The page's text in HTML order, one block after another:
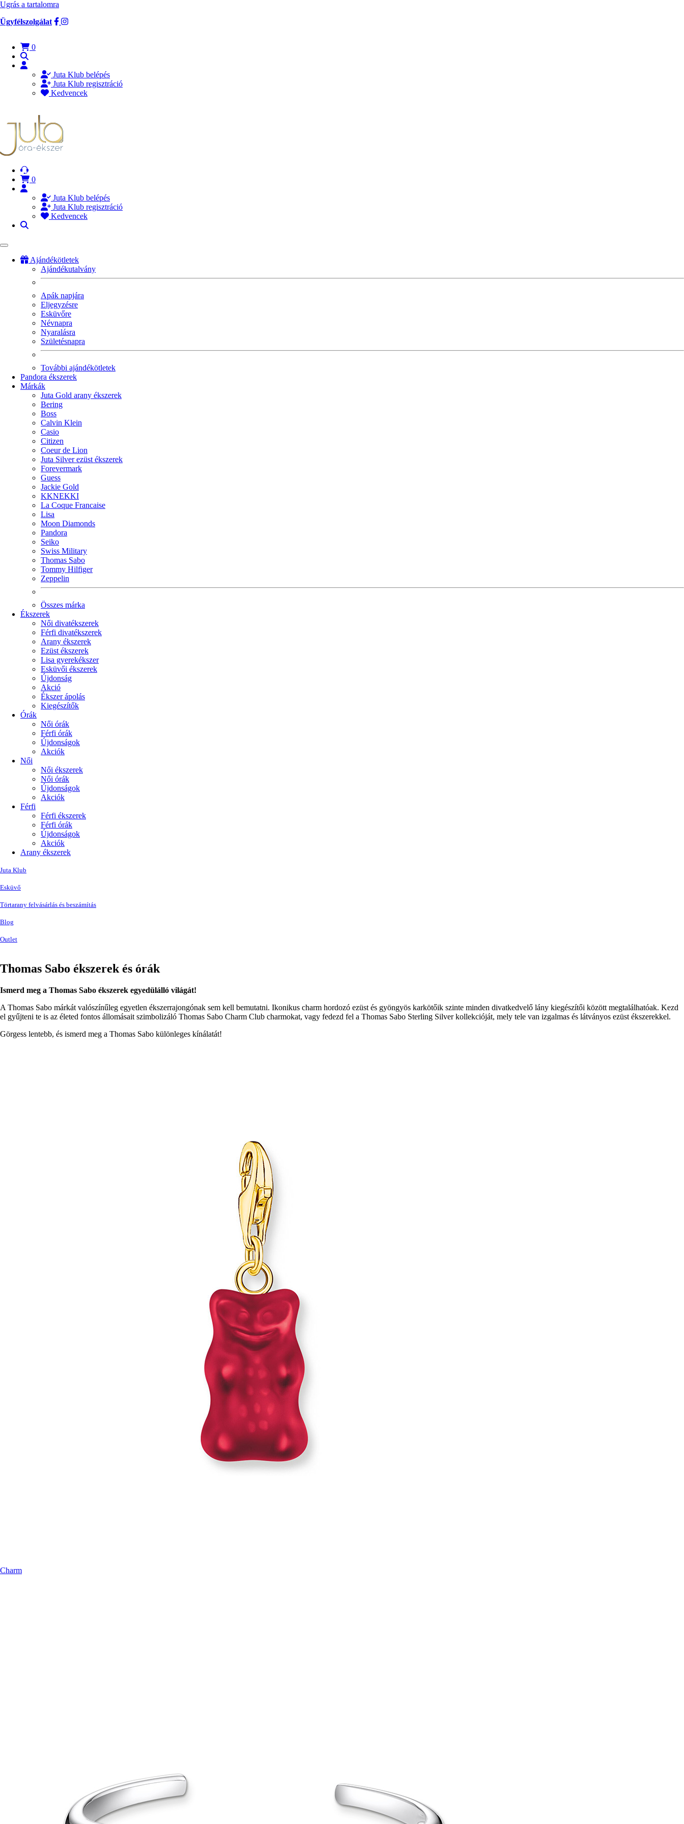
Ugrás a tartalomra
Ügyfélszolgálat
0
Juta Klub belépés
Juta Klub regisztráció
Kedvencek
0
Juta Klub belépés
Juta Klub regisztráció
Kedvencek
Ajándékötletek
Ajándékutalvány
Apák napjára
Eljegyzésre
Esküvőre
Névnapra
Nyaralásra
Születésnapra
További ajándékötletek
Pandora ékszerek
Márkák
Juta Gold arany ékszerek
Bering
Boss
Calvin Klein
Casio
Citizen
Coeur de Lion
Juta Silver ezüst ékszerek
Forevermark
Guess
Jackie Gold
KKNEKKI
La Coque Francaise
Lisa
Moon Diamonds
Pandora
Seiko
Swiss Military
Thomas Sabo
Tommy Hilfiger
Zeppelin
Összes márka
Ékszerek
Női divatékszerek
Férfi divatékszerek
Arany ékszerek
Ezüst ékszerek
Lisa gyerekékszer
Esküvői ékszerek
Újdonság
Akció
Ékszer ápolás
Kiegészítők
Órák
Női órák
Férfi órák
Újdonságok
Akciók
Női
Női ékszerek
Női órák
Újdonságok
Akciók
Férfi
Férfi ékszerek
Férfi órák
Újdonságok
Akciók
Arany ékszerek
Juta Klub
Esküvő
Törtarany felvásárlás és beszámítás
Blog
Outlet
Thomas Sabo ékszerek és órák
Ismerd meg a Thomas Sabo ékszerek egyedülálló világát!
A Thomas Sabo márkát valószínűleg egyetlen ékszerrajongónak sem kell bemutatni. Ikonikus charm hordozó ezüst és gyöngyös karkötőik szinte minden divatkedvelő lány kiegészítői között megtalálhatóak. Kezd
el gyűjteni te is az életed fontos állomásait szimbolizáló Thomas Sabo Charm Club charmokat, vagy fedezd fel a Thomas Sabo Sterling Silver kollekcióját, mely tele van izgalmas és látványos ezüst ékszerekkel.
Görgess lentebb, és ismerd meg a Thomas Sabo különleges kínálatát!
Charm